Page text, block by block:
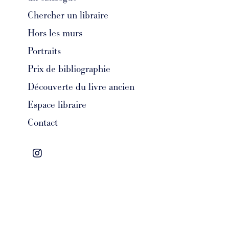
Chercher un libraire
Hors les murs
Portraits
Prix de bibliographie
Découverte du livre ancien
Espace libraire
Contact